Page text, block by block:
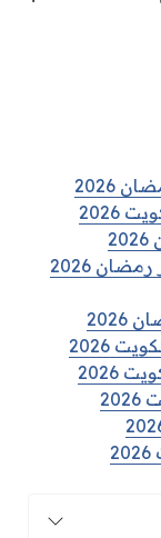
2026
توقيت الحصص المدرسية في شهر رمضان 2026
2026